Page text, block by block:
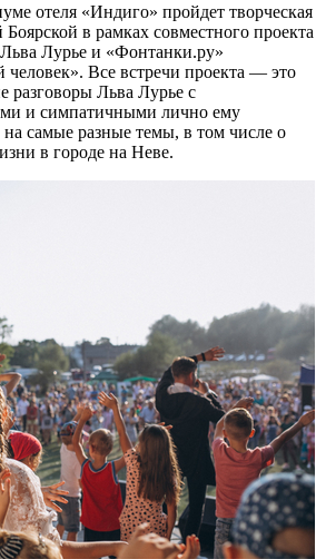
отеля «Индиго» пройдет творческая
Боярской в рамках совместного проекта
Лурье и «Фонтанки.ру»
человек». Все встречи проекта — это
разговоры Льва Лурье с
и симпатичными лично ему
самые разные темы, в том числе о
в городе на Неве.